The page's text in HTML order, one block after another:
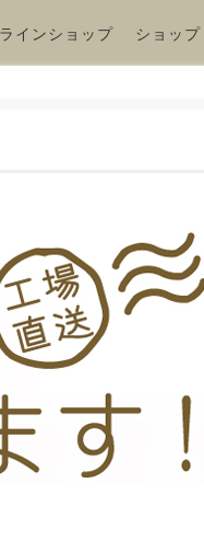
インショップ ショップ